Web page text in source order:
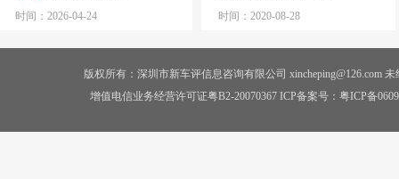
时间：2026-04-24 时间：2020-08-28
版权所有：深圳市新车评信息咨询有限公司 xincheping@126.com
增值电信业务经营许可证粤B2-20070367 ICP备案号： 粤ICP备